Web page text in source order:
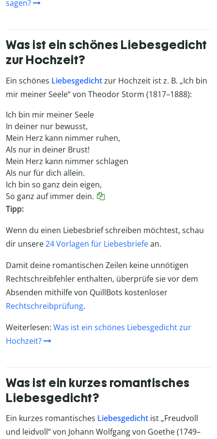
sagen?
Was ist ein schönes Liebesgedicht
zur Hochzeit?
Ein schönes Liebesgedichtzur Hochzeit ist z. B. „Ich bin
mir meiner Seele“ von Theodor Storm (1817–1888):
Ich bin mir meiner Seele
In deiner nur bewusst,
Mein Herz kann nimmer ruhen,
Als nur in deiner Brust!
Mein Herz kann nimmer schlagen
Als nur für dich allein.
Ich bin so ganz dein eigen,
So ganz auf immer dein.
Tipp:
Wenn du einen Liebesbrief schreiben möchtest, schau
dir unsere24 Vorlagen für Liebesbriefean.
Damit deine romantischen Zeilen keine unnötigen
Rechtschreibfehler enthalten, überprüfe sie vor dem
Absenden mithilfe von QuillBots kostenloser
Rechtschreibprüfung.
Weiterlesen: Was ist ein schönes Liebesgedicht zur
Hochzeit?
Was ist ein kurzes romantisches
Liebesgedicht?
Ein kurzes romantisches Liebesgedicht ist „Freudvoll
und leidvoll“ von Johann Wolfgang von Goethe (1749–